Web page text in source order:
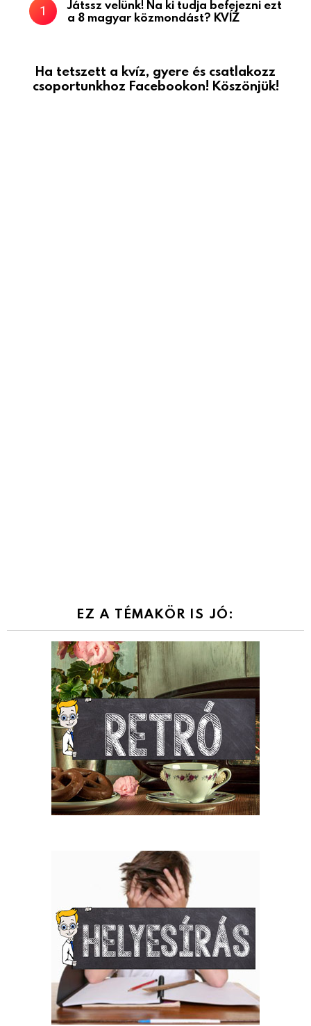
Játssz velünk! Na ki tudja befejezni ezt
a 8 magyar közmondást? KVÍZ
Ha tetszett a kvíz, gyere és csatlakozz
csoportunkhoz Facebookon! Köszönjük!
EZ A TÉMAKÖR IS JÓ: